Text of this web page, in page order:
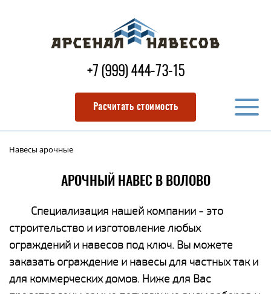
+7 (999) 444-73-15
Расчитать стоимость
Навесы арочные
АРОЧНЫЙ НАВЕС В ВОЛОВО
Специализация нашей компании - это
строительство и изготовление любых
ограждений и навесов под ключ. Вы можете
заказать ограждение и навесы для частных так и
для коммерческих домов. Ниже для Вас